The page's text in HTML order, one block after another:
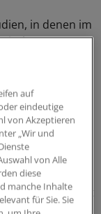
in denen im
auf den
seien an der
Opioiden
von
Botenstoff hat
Kognition. Bei
auf
eindeutige
von Akzeptieren
„Wir und
von Alle
diese
manche Inhalte
für Sie. Sie